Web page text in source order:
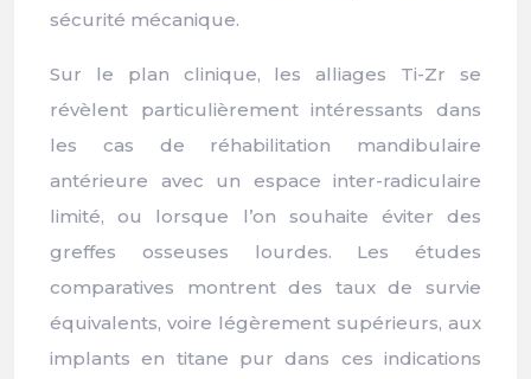
sécurité mécanique.
Sur le plan clinique, les alliages Ti-Zr se
révèlent particulièrement intéressants dans
les cas de réhabilitation mandibulaire
antérieure avec un espace inter-radiculaire
limité, ou lorsque l’on souhaite éviter des
greffes osseuses lourdes. Les études
comparatives montrent des taux de survie
équivalents, voire légèrement supérieurs, aux
implants en titane pur dans ces indications